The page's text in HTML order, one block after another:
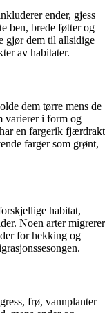
ender, gjess
ben, brede føtter og
gjør dem til allsidige
av habitater.
dem tørre mens de
varierer i form og
en fargerik fjærdrakt
farger som grønt,
habitat,
Noen arter migrerer
for hekking og
frø, vannplanter